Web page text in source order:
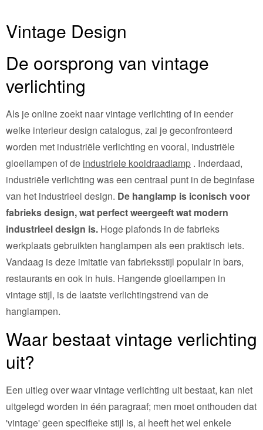
Vintage Design
De oorsprong van vintage
verlichting
Als je online zoekt naar vintage verlichting of in eender
welke interieur design catalogus, zal je geconfronteerd
worden met industriële verlichting en vooral, industriële
gloeilampen of de industriele kooldraadlamp . Inderdaad,
industriële verlichting was een centraal punt in de beginfase
van het industrieel design. De hanglamp is iconisch voor
fabrieks design, wat perfect weergeeft wat modern
industrieel design is. Hoge plafonds in de fabrieks
werkplaats gebruikten hanglampen als een praktisch iets.
Vandaag is deze imitatie van fabrieksstijl populair in bars,
restaurants en ook in huis. Hangende gloeilampen in
vintage stijl, is de laatste verlichtingstrend van de
hanglampen.
Waar bestaat vintage verlichting
uit?
Een uitleg over waar vintage verlichting uit bestaat, kan niet
uitgelegd worden in één paragraaf; men moet onthouden dat
'vintage' geen specifieke stijl is, al heeft het wel enkele